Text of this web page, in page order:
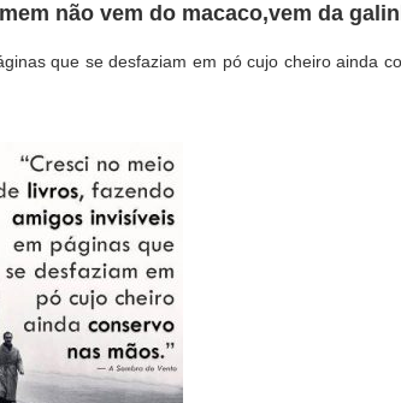
não vem do macaco,vem da
que se desfaziam em pó cujo cheiro ainda